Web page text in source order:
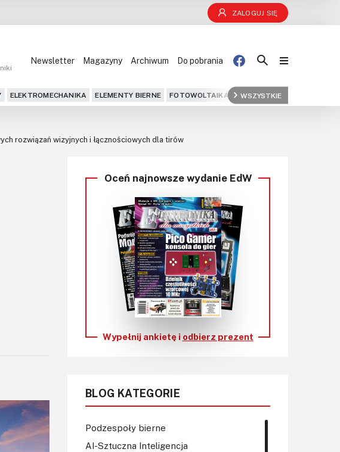
ZALOGUJ SIĘ
Newsletter Magazyny Archiwum Do pobrania
ELEKTROMECHANIKA ELEMENTY BIERNE FOTOWOLTAIKA FPGA GPS
WSZYSTKIE
Blog
DIY+
Czytelnia
Dla Ciebie
KITy AVT
Kontakt
Do pobrania
rozwiązań wizyjnych i łącznościowych dla tirów
Oceń najnowsze wydanie EdW
Wypełnij ankietę i odbierz prezent
BLOG KATEGORIE
Podzespoły bierne
AI-Sztuczna Inteligencja